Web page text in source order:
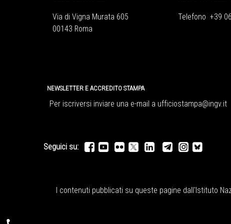
Via di Vigna Murata 605
00143 Roma
Telefono +39
NEWSLETTER E ACCREDITO STAMPA
Per iscriversi inviare una e-mail a ufficiostampa@ingv.it
Seguici su:
I contenuti pubblicati su queste pagine dall'Istituto